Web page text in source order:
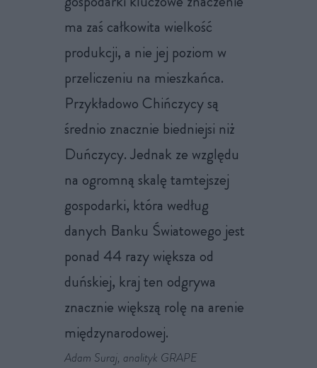
ma zaś całkowita wielkość
produkcji, a nie jej poziom w
przeliczeniu na mieszkańca.
Przykładowo Chińczycy są
średnio znacznie biedniejsi niż
Duńczycy. Jednak ze względu
na ogromną skalę tamtejszej
gospodarki, która według
danych Banku Światowego jest
ponad 44 razy większa od
duńskiej, kraj ten odgrywa
znacznie większą rolę na arenie
międzynarodowej.
Adam Suraj, analityk GRAPE